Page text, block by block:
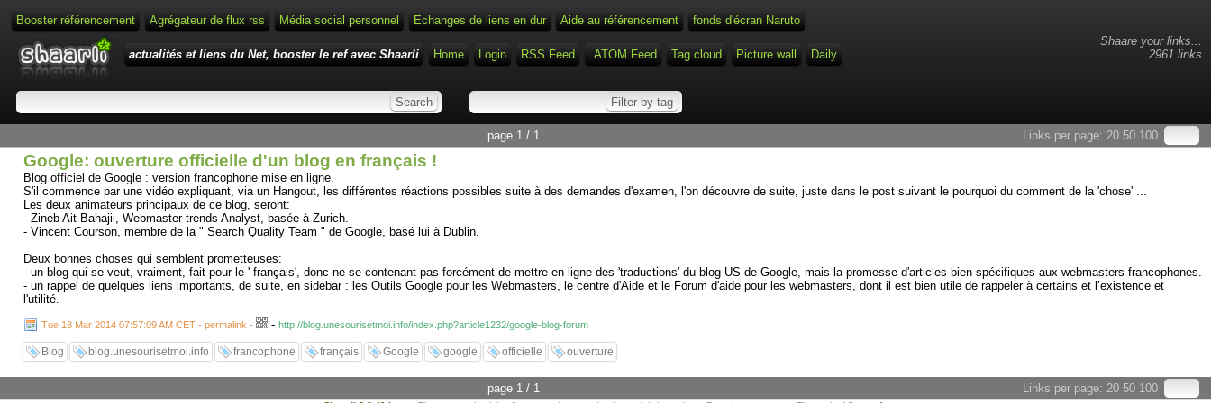
Booster référencement Agrégateur de flux rss Média social personnel Echanges de liens en dur Aide au référencement
fonds d'écran Naruto
Shaare your links...
2961 links
actualités et liens du Net, booster le ref avec Shaarli Home Login RSS Feed ATOM Feed Tag cloud Picture wall Daily
Links per page: 20 50 100
page 1 / 1
Google: ouverture officielle d'un blog en français !
Blog officiel de Google : version francophone mise en ligne.
S'il commence par une vidéo expliquant, via un Hangout, les différentes réactions possibles suite à des demandes d'examen, l'on découvre de suite, juste dans le post suivant le pourquoi du comment de la 'chose' ...
Les deux animateurs principaux de ce blog, seront:
- Zineb Ait Bahajii, Webmaster trends Analyst, basée à Zurich.
- Vincent Courson, membre de la " Search Quality Team " de Google, basé lui à Dublin.
Deux bonnes choses qui semblent prometteuses:
- un blog qui se veut, vraiment, fait pour le ' français', donc ne se contenant pas forcément de mettre en ligne des 'traductions' du blog US de Google, mais la promesse d'articles bien spécifiques aux webmasters francophones.
- un rappel de quelques liens importants, de suite, en sidebar : les Outils Google pour les Webmasters, le centre d'Aide et le Forum d'aide pour les webmasters, dont il est bien utile de rappeler à certains et l’existence et
l'utilité.
Tue 18 Mar 2014 07:57:09 AM CET - permalink - - http://blog.unesourisetmoi.info/index.php?article1232/google-blog-forum
Blog blog.unesourisetmoi.info francophone français Google google officielle ouverture
Links per page: 20 50 100
page 1 / 1